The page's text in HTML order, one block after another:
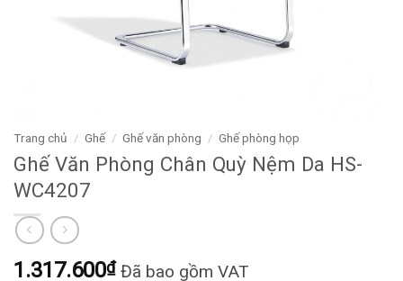
Trang chủ / Ghế / Ghế văn phòng / Ghế phòng họp
Ghế Văn Phòng Chân Quỳ Nệm Da HS-
WC4207
1.317.600₫ Đã bao gồm VAT